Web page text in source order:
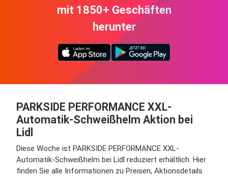
mit 1850+ Geschäften
herunter
PARKSIDE PERFORMANCE XXL-
Automatik-Schweißhelm Aktion bei
Lidl
Diese Woche ist PARKSIDE PERFORMANCE XXL-
Automatik-Schweißhelm bei Lidl reduziert erhältlich. Hier
finden Sie alle Informationen zu Preisen, Aktionsdetails